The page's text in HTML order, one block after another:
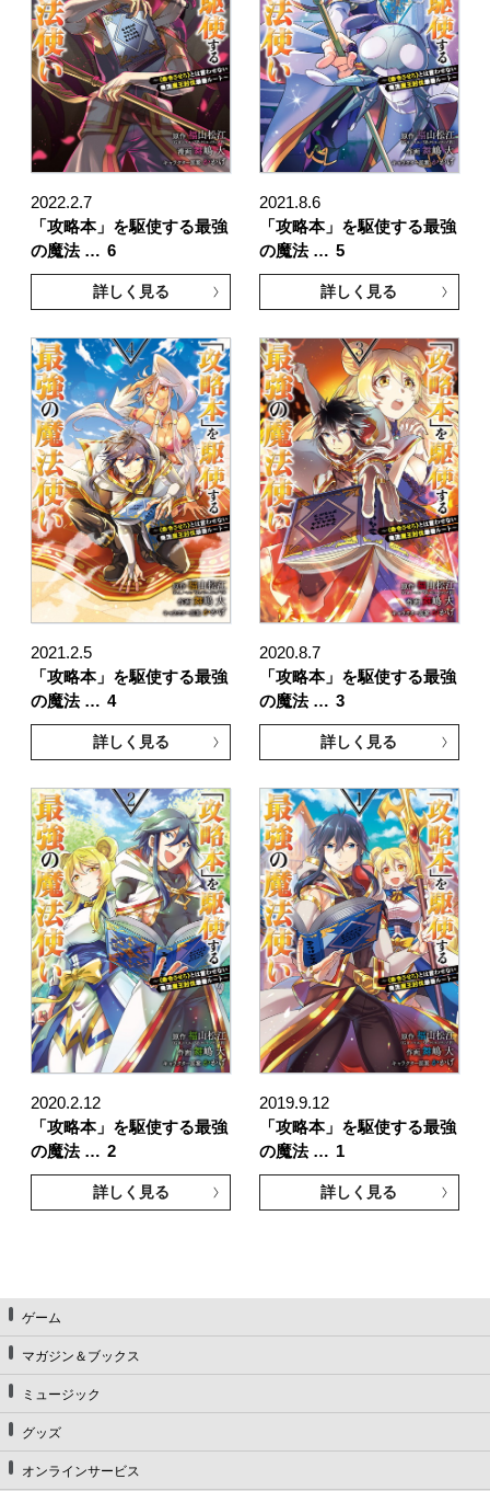
2022.2.7
「攻略本」を駆使する最強
の魔法 … 6
詳しく見る
2021.8.6
「攻略本」を駆使する最強
の魔法 … 5
詳しく見る
2021.2.5
「攻略本」を駆使する最強
の魔法 … 4
詳しく見る
2020.8.7
「攻略本」を駆使する最強
の魔法 … 3
詳しく見る
2020.2.12
「攻略本」を駆使する最強
の魔法 … 2
詳しく見る
2019.9.12
「攻略本」を駆使する最強
の魔法 … 1
詳しく見る
ゲーム
マガジン＆ブックス
ミュージック
グッズ
オンラインサービス